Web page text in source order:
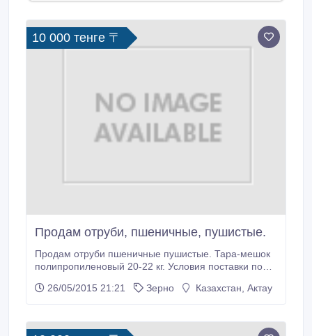
10 000 тенге 〒
Продам отруби, пшеничные, пушистые.
Продам отруби пшеничные пушистые. Тара-мешок
полипропиленовый 20-22 кг. Условия поставки по
условиях DAP Казахстан. Минимальная партия 1
26/05/2015 21:21 Зерно Казахстан, Актау